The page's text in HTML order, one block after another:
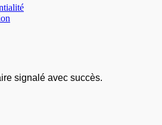
signalé avec succès.